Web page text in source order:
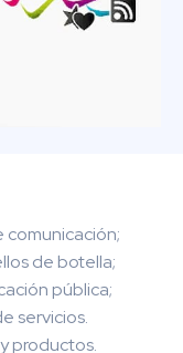
comunicación;
de botella;
pública;
servicios.
productos.